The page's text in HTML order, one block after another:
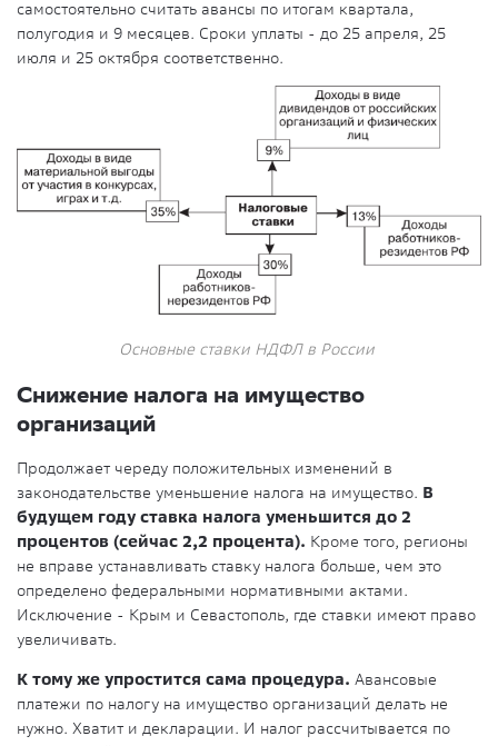
самостоятельно считать авансы по итогам квартала,
полугодия и 9 месяцев. Сроки уплаты - до 25 апреля, 25
июля и 25 октября соответственно.
Основные ставки НДФЛ в России
Снижение налога на имущество
организаций
Продолжает череду положительных изменений в
законодательстве уменьшение налога на имущество. В
будущем году ставка налога уменьшится до 2
процентов (сейчас 2,2 процента). Кроме того, регионы
не вправе устанавливать ставку налога больше, чем это
определено федеральными нормативными актами.
Исключение - Крым и Севастополь, где ставки имеют право
увеличивать.
К тому же упростится сама процедура. Авансовые
платежи по налогу на имущество организаций делать не
нужно. Хватит и декларации. И налог рассчитывается по